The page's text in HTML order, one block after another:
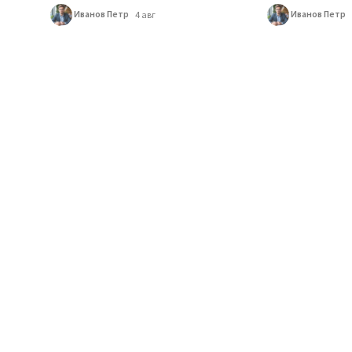
Иванов Петр 4 авг Иванов Петр